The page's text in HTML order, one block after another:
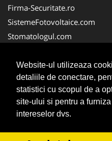
Website-ul utilizeaza
detaliile de conectare,
statistici cu scopul de a
site-ului si pentru a
intereselor dvs.
Firma-Securitate.ro
SistemeFotovoltaice.com
Stomatologul.com
Birouri-Cadastru.ro
Cabinet-Individual.ro
CramaVinuri.ro
InstalatiiSolare.com